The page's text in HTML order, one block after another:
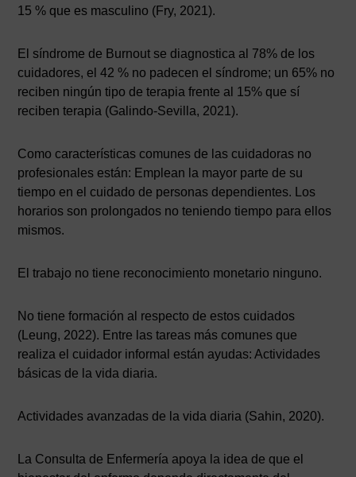
15 % que es masculino (Fry, 2021).
El síndrome de Burnout se diagnostica al 78% de los
cuidadores, el 42 % no padecen el síndrome; un 65% no
reciben ningún tipo de terapia frente al 15% que sí
reciben terapia (Galindo-Sevilla, 2021).
Como características comunes de las cuidadoras no
profesionales están: Emplean la mayor parte de su
tiempo en el cuidado de personas dependientes. Los
horarios son prolongados no teniendo tiempo para ellos
mismos.
El trabajo no tiene reconocimiento monetario ninguno.
No tiene formación al respecto de estos cuidados
(Leung, 2022). Entre las tareas más comunes que
realiza el cuidador informal están ayudas: Actividades
básicas de la vida diaria.
Actividades avanzadas de la vida diaria (Sahin, 2020).
La Consulta de Enfermería apoya la idea de que el